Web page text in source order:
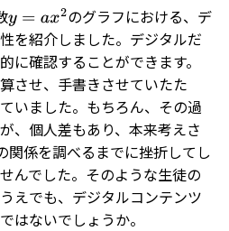
y=ax 2
のグラフにおける、デ
を紹介しました。デジタルだ
に確認することができます。
させ、手書きさせていたた
いました。もちろん、その過
、個人差もあり、本来考えさ
関係を調べるまでに挫折してし
んでした。そのような生徒の
えでも、デジタルコンテンツ
はないでしょうか。